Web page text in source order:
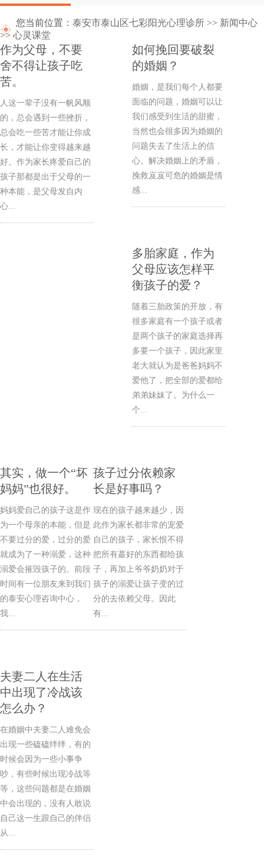
您当前位置： 泰安市泰山区七彩阳光心理诊所 >> 新闻中心
>> 心灵课堂
作为父母，不要
舍不得让孩子吃
苦。
人这一辈子没有一帆风顺
的，总会遇到一些挫折，
总会吃一些苦才能让你成
长，才能让你变得越来越
好。作为家长疼爱自己的
孩子那都是出于父母的一
种本能，是父母发自内
心...
如何挽回要破裂
的婚姻？
婚姻，是我们每个人都要
面临的问题，婚姻可以让
我们感受到生活的甜蜜，
当然也会很多因为婚姻的
问题失去了生活上的信
心。解决婚姻上的矛盾，
挽救岌岌可危的婚姻是情
感...
多胎家庭，作为
父母应该怎样平
衡孩子的爱？
随着三胎政策的开放，有
很多家庭有一个孩子或者
是两个孩子的家庭选择再
多要一个孩子，因此家里
老大就认为是爸爸妈妈不
爱他了，把全部的爱都给
弟弟妹妹了。为什么一
个...
其实，做一个“坏
妈妈”也很好。
妈妈爱自己的孩子这是作
为一个母亲的本能，但是
不要过分的爱，过分的爱
就成为了一种溺爱，这种
溺爱会摧毁孩子的。前段
时间有一位朋友来到我们
的泰安心理咨询中心，
我...
孩子过分依赖家
长是好事吗？
现在的孩子越来越少，因
此作为家长都非常的宠爱
自己的孩子，家长恨不得
把所有蕞好的东西都给孩
子，再加上爷爷奶奶对于
孩子的溺爱让孩子变的过
分的去依赖父母。因此
有...
夫妻二人在生活
中出现了冷战该
怎么办？
在婚姻中夫妻二人难免会
出现一些磕磕绊绊，有的
时候会因为一些小事争
吵，有些时候出现冷战等
等，这些问题都是在婚姻
中会出现的，没有人敢说
自己这一生跟自己的伴侣
从...